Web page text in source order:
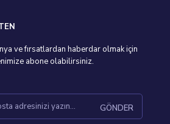
ve fırsatlardan haberdar olmak için
abone olabilirsiniz.
GÖNDER